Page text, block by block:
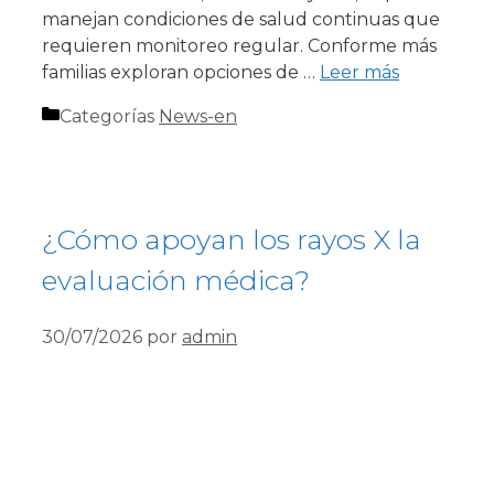
manejan condiciones de salud continuas que
requieren monitoreo regular. Conforme más
familias exploran opciones de … Leer más
Categorías News-en
¿Cómo apoyan los rayos X la
evaluación médica?
30/07/2026 por admin